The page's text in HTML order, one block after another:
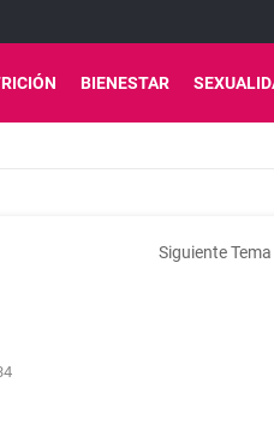
BIENESTAR
Siguiente Tema